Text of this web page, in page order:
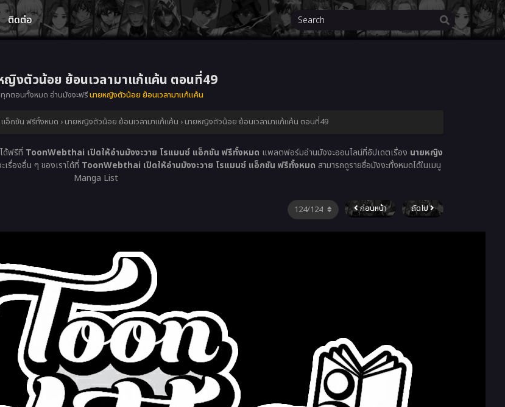
ติดต่อ
ญิงตัวน้อย ย้อนเวลามาแก้แค้น ตอนที่49
กตอนทั้งหมด อ่านมังงะฟรีนายหญิงตัวน้อย ย้อนเวลามาแก้แค้น
แอ็กชัน ฟรีทั้งหมด › นายหญิงตัวน้อย ย้อนเวลามาแก้แค้น › นายหญิงตัวน้อย ย้อนเวลามาแก้แค้น ตอนที่49
ได้ฟรีที่ ToonWebthai เปิดให้อ่านมังงะวาย โรแมนซ์ แอ็กชัน ฟรีทั้งหมด แพลตฟอร์มอ่านมังงะออนไลน์ที่อัปเดตเรื่อง นายหญิง
รื่องอื่น ๆ ของเราได้ที่ ToonWebthai เปิดให้อ่านมังงะวาย โรแมนซ์ แอ็กชัน ฟรีทั้งหมด สามารถดูรายชื่อมังงะทั้งหมดได้ในเมนู
Manga List
ก่อนหน้า ถัดไป